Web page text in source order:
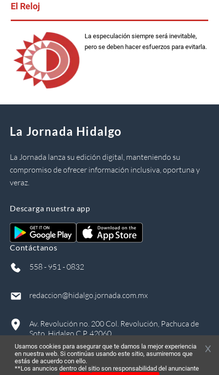
El Reloj
La especulación siempre será inevitable,
pero se deben hacer esfuerzos para evitarla.
La Jornada Hidalgo
La Jornada lanza su edición digital, manteniendo su
compromiso de ofrecer información inclusiva, oportuna y
veraz.
Descarga nuestra app
Contáctanos
558 - 951 - 0832
redaccion@hidalgo.jornada.com.mx
Av. Revolución no. 200 Col. Revolución, Pachuca de
Soto, Hidalgo C.P. 42060
Usamos cookies para asegurar que te damos la mejor experiencia
en nuestra web. Si continúas usando este sitio, asumiremos que
estás de acuerdo con ello.
**Los anuncios dentro del sitio son responsabilidad del anunciante